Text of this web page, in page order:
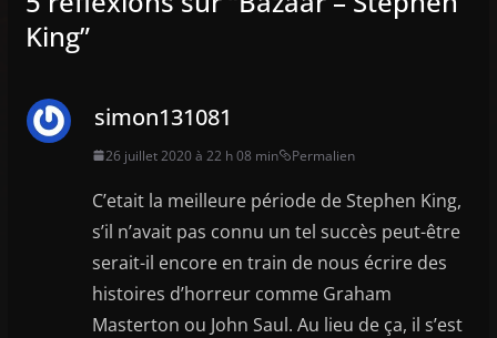
King”
simon131081
26 juillet 2020 à 22 h 08 min Permalien
C’etait la meilleure période de Stephen King,
s’il n’avait pas connu un tel succès peut-être
serait-il encore en train de nous écrire des
histoires d’horreur comme Graham
Masterton ou John Saul. Au lieu de ça, il s’est